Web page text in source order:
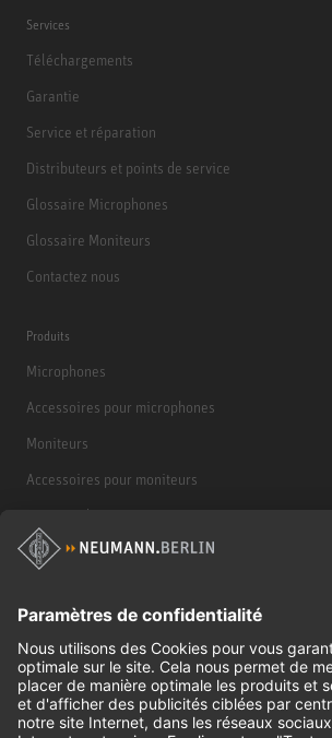
Services
Téléchargements
Garantie
Service et réparation
Distributeurs et points de service
Glossaire Microphones
Glossaire Moniteurs
Contactez nous
Produits
Microphones
Accessoires pour microphones
Moniteurs
Accessoires pour moniteurs
Casques d'écoute
Produits historiques